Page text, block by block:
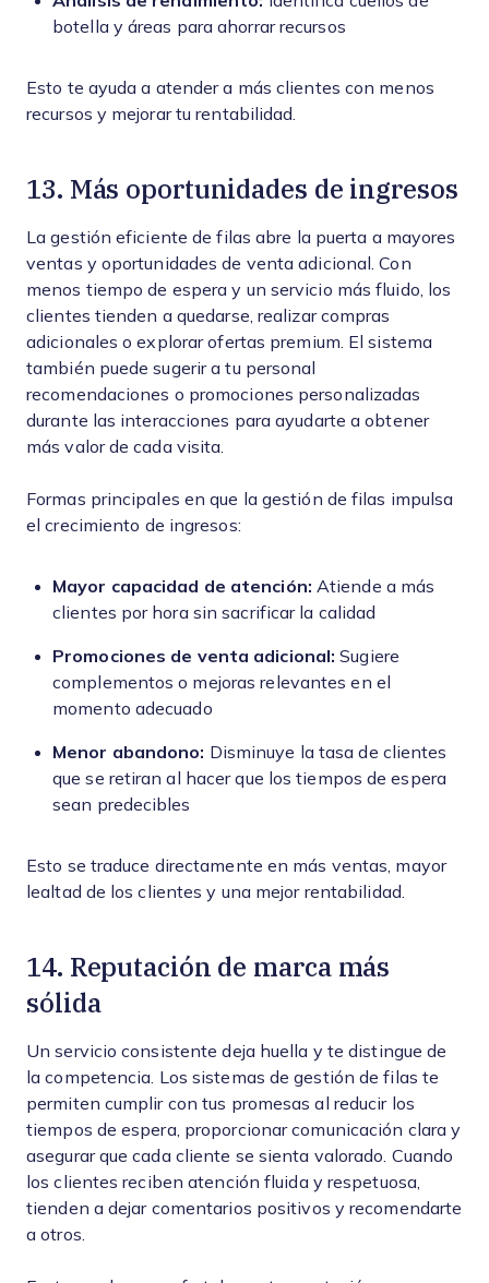
botella y áreas para ahorrar recursos
Esto te ayuda a atender a más clientes con menos
recursos y mejorar tu rentabilidad.
13. Más oportunidades de ingresos
La gestión eficiente de filas abre la puerta a mayores
ventas y oportunidades de venta adicional. Con
menos tiempo de espera y un servicio más fluido, los
clientes tienden a quedarse, realizar compras
adicionales o explorar ofertas premium. El sistema
también puede sugerir a tu personal
recomendaciones o promociones personalizadas
durante las interacciones para ayudarte a obtener
más valor de cada visita.
Formas principales en que la gestión de filas impulsa
el crecimiento de ingresos:
Mayor capacidad de atención: Atiende a más
clientes por hora sin sacrificar la calidad
Promociones de venta adicional: Sugiere
complementos o mejoras relevantes en el
momento adecuado
Menor abandono: Disminuye la tasa de clientes
que se retiran al hacer que los tiempos de espera
sean predecibles
Esto se traduce directamente en más ventas, mayor
lealtad de los clientes y una mejor rentabilidad.
14. Reputación de marca más
sólida
Un servicio consistente deja huella y te distingue de
la competencia. Los sistemas de gestión de filas te
permiten cumplir con tus promesas al reducir los
tiempos de espera, proporcionar comunicación clara y
asegurar que cada cliente se sienta valorado. Cuando
los clientes reciben atención fluida y respetuosa,
tienden a dejar comentarios positivos y recomendarte
a otros.